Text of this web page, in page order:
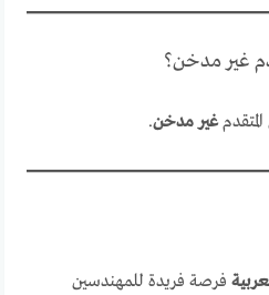
غير مدخن.
فرصة فريدة للمهندسين